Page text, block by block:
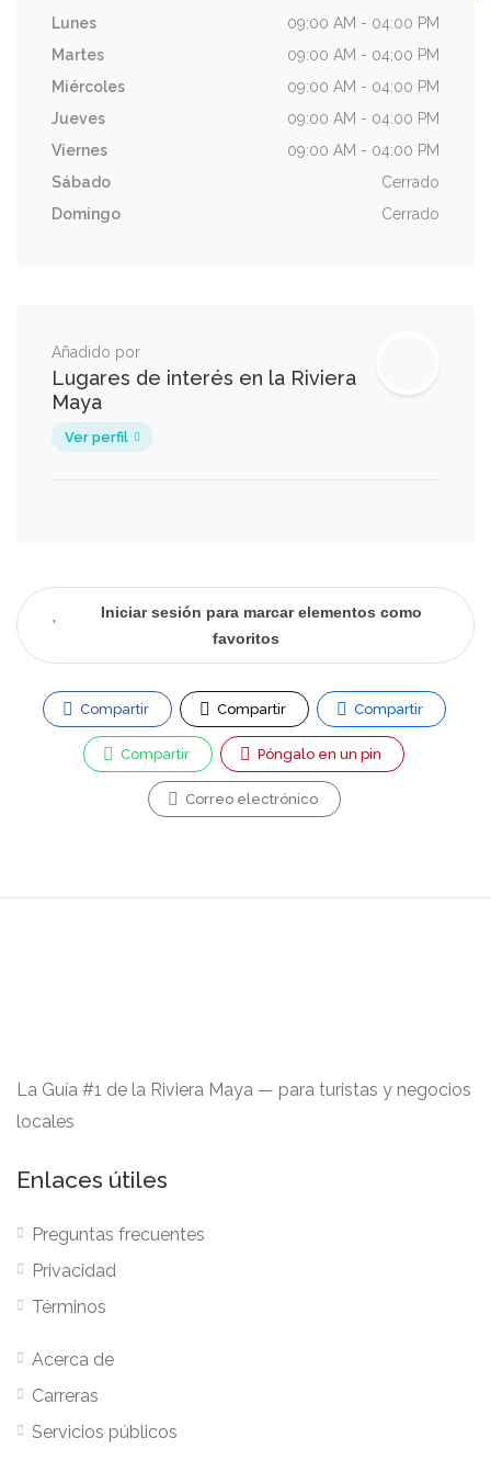
Lunes
09:00 AM - 04:00 PM
Martes
09:00 AM - 04:00 PM
Miércoles
09:00 AM - 04:00 PM
Jueves
09:00 AM - 04:00 PM
Viernes
09:00 AM - 04:00 PM
Sábado
Cerrado
Domingo
Cerrado
Añadido por
Lugares de interés en la Riviera
Maya
Ver perfil
Iniciar sesión para marcar elementos como
favoritos
Compartir Compartir Compartir
Compartir Póngalo en un pin
Correo electrónico
La Guía #1 de la Riviera Maya — para turistas y negocios
locales
Enlaces útiles
Preguntas frecuentes
Privacidad
Términos
Acerca de
Carreras
Servicios públicos